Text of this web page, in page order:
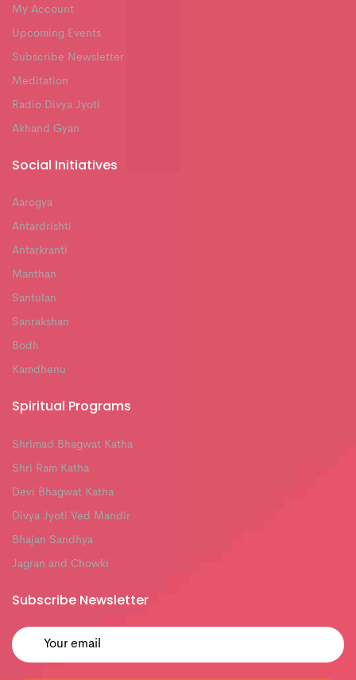
My Account
Upcoming Events
Subscribe Newsletter
Meditation
Radio Divya Jyoti
Akhand Gyan
Social Initiatives
Aarogya
Antardrishti
Antarkranti
Manthan
Santulan
Sanrakshan
Bodh
Kamdhenu
Spiritual Programs
Shrimad Bhagwat Katha
Shri Ram Katha
Devi Bhagwat Katha
Divya Jyoti Ved Mandir
Bhajan Sandhya
Jagran and Chowki
Subscribe Newsletter